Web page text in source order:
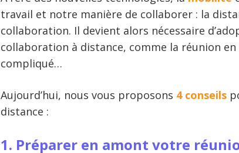
travail et notre manière de collaborer : la
collaboration. Il devient alors nécessaire
collaboration à distance, comme la réunion
compliqué…
Aujourd’hui, nous vous proposons 4 conseils
distance :
1. Préparer en amont votre